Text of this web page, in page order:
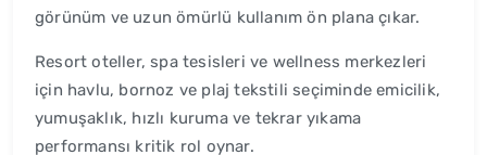
görünüm ve uzun ömürlü kullanım ön plana çıkar.
Resort oteller, spa tesisleri ve wellness merkezleri
için havlu, bornoz ve plaj tekstili seçiminde emicilik,
yumuşaklık, hızlı kuruma ve tekrar yıkama
performansı kritik rol oynar.